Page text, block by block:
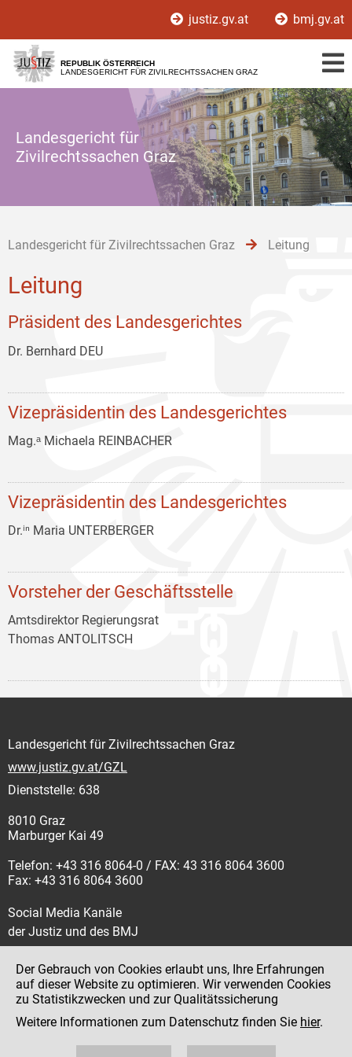
[1]
[2]
[3]
justiz.gv.at bmj.gv.at
REPUBLIK ÖSTERREICH
LANDESGERICHT FÜR ZIVILRECHTSSACHEN GRAZ
Landesgericht für
Zivilrechtssachen Graz
Landesgericht für Zivilrechtssachen Graz Leitung
Leitung
Präsident des Landesgerichtes
Dr. Bernhard DEU
Vizepräsidentin des Landesgerichtes
Mag.ᵃ Michaela REINBACHER
Vizepräsidentin des Landesgerichtes
Dr.ⁱⁿ Maria UNTERBERGER
Vorsteher der Geschäftsstelle
Amtsdirektor Regierungsrat
Thomas ANTOLITSCH
Landesgericht für Zivilrechtssachen Graz
www.justiz.gv.at/GZL
Dienststelle: 638
8010 Graz
Marburger Kai 49
Telefon: +43 316 8064-0 / FAX: 43 316 8064 3600
Fax: +43 316 8064 3600
Social Media Kanäle
der Justiz und des BMJ
Impressum
Datenschutz
Der Gebrauch von Cookies erlaubt uns, Ihre Erfahrungen
auf dieser Website zu optimieren. Wir verwenden Cookies
zu Statistikzwecken und zur Qualitätssicherung
Weitere Informationen zum Datenschutz finden Sie hier.